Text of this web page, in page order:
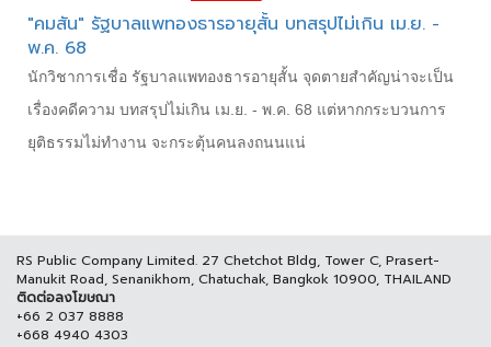
"คมสัน" รัฐบาล​แพทองธาร​อายุสั้น บทสรุปไม่เกิน​ เม.ย. -
พ.ค.​ 68
นักวิชาการเชื่อ​ รัฐบาล​แพทองธาร​อายุสั้น จุดตายสำคัญน่าจะเป็น
เรื่องคดีความ​ บทสรุปไม่เกิน​ เม.ย. - พ.ค.​ 68 แต่หากกระบวนการ
ยุติธรรมไม่ทำงาน​ จะกระตุ้นคนลงถนนแน่
RS Public Company Limited. 27 Chetchot Bldg, Tower C, Prasert-
Manukit Road, Senanikhom, Chatuchak, Bangkok 10900, THAILAND
ติดต่อลงโฆษณา
+66 2 037 8888
+668 4940 4303